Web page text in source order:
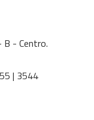
B - Centro.
| 3544